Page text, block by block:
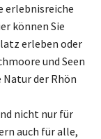
erlebnisreiche
können Sie
erleben oder
und Seen
der Rhön
nicht nur für
auch für alle,